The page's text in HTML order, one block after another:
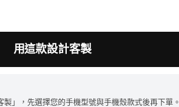
用這款設計客製
製」，先選擇您的手機型號與手機殼款式後再下單。